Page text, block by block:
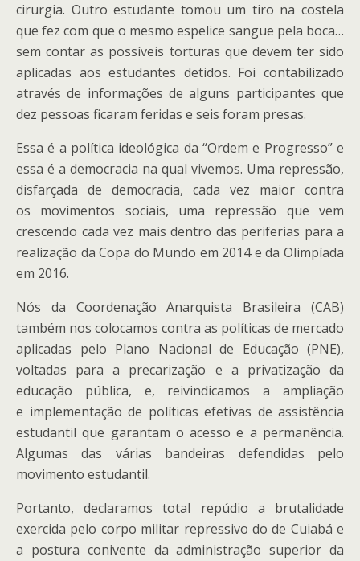
cirurgia. Outro estudante tomou um tiro na costela
que fez com que o mesmo espelice sangue pela boca…
sem contar as possíveis torturas que devem ter sido
aplicadas aos estudantes detidos. Foi contabilizado
através de informações de alguns participantes que
dez pessoas ficaram feridas e seis foram presas.
Essa é a política ideológica da “Ordem e Progresso” e
essa é a democracia na qual vivemos. Uma repressão,
disfarçada de democracia, cada vez maior contra
os movimentos sociais, uma repressão que vem
crescendo cada vez mais dentro das periferias para a
realização da Copa do Mundo em 2014 e da Olimpíada
em 2016.
Nós da Coordenação Anarquista Brasileira (CAB)
também nos colocamos contra as políticas de mercado
aplicadas pelo Plano Nacional de Educação (PNE),
voltadas para a precarização e a privatização da
educação pública, e, reivindicamos a ampliação
e implementação de políticas efetivas de assistência
estudantil que garantam o acesso e a permanência.
Algumas das várias bandeiras defendidas pelo
movimento estudantil.
Portanto, declaramos total repúdio a brutalidade
exercida pelo corpo militar repressivo do de Cuiabá e
a postura conivente da administração superior da